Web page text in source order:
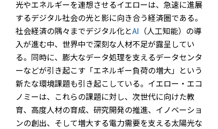
光やエネルギーを連想させるイエローは、急速に進展
するデジタル社会の光と影に向き合う経済圏である。
社会経済の隅々までデジタル化とAI （人工知能）の導
入が進む中、世界中で深刻な人材不足が露呈してい
る。同時に、膨大なデータ処理を支えるデータセンタ
ーなどが引き起こす「エネルギー負荷の増大」という
新たな環境課題も引き起こしている。イエロー・エコ
ノミーは、これらの課題に対し、次世代に向けた教
育、高度人材の育成、研究開発の推進、イノベーショ
ンの創出、そして増大する電力需要を支える太陽光な